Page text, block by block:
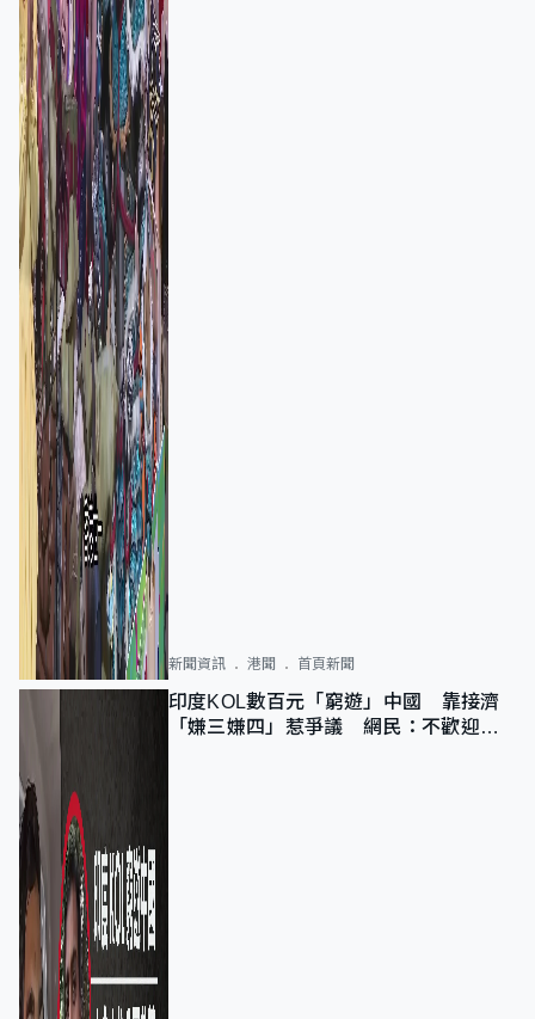
新聞資訊 港聞 首頁新聞
印度KOL數百元「窮遊」中國 靠接濟
「嫌三嫌四」惹爭議 網民：不歡迎劣